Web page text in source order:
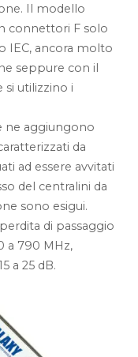
Il modello
connettori F solo
IEC, ancora molto
seppure con il
si utilizzino i
ne aggiungono
da
ad essere avvitati
del centralini da
sono esigui.
di passaggio
a 790 MHz,
a 25 dB.